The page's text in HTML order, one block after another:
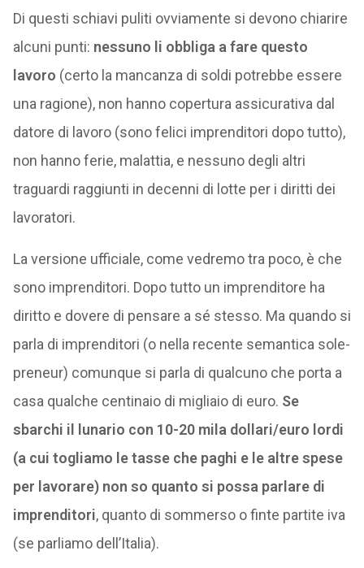
Di questi schiavi puliti ovviamente si devono chiarire
alcuni punti: nessuno li obbliga a fare questo
lavoro (certo la mancanza di soldi potrebbe essere
una ragione), non hanno copertura assicurativa dal
datore di lavoro (sono felici imprenditori dopo tutto),
non hanno ferie, malattia, e nessuno degli altri
traguardi raggiunti in decenni di lotte per i diritti dei
lavoratori.
La versione ufficiale, come vedremo tra poco, è che
sono imprenditori. Dopo tutto un imprenditore ha
diritto e dovere di pensare a sé stesso. Ma quando si
parla di imprenditori (o nella recente semantica sole-
preneur) comunque si parla di qualcuno che porta a
casa qualche centinaio di migliaio di euro. Se
sbarchi il lunario con 10-20 mila dollari/euro lordi
(a cui togliamo le tasse che paghi e le altre spese
per lavorare) non so quanto si possa parlare di
imprenditori, quanto di sommerso o finte partite iva
(se parliamo dell’Italia).